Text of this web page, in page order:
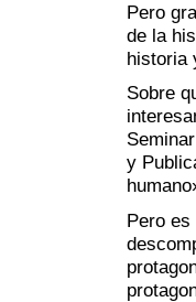
Pero
de la
historia
Sobre
y
Pero es